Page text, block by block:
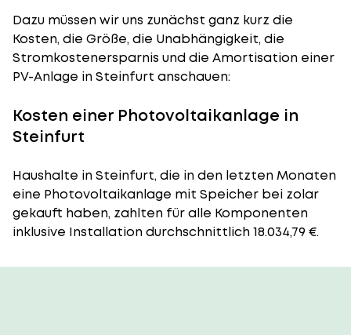
Dazu müssen wir uns zunächst ganz kurz die
Kosten, die Größe, die Unabhängigkeit, die
Stromkostenersparnis und die Amortisation einer
PV-Anlage in Steinfurt anschauen:
Kosten einer Photovoltaikanlage in
Steinfurt
Haushalte in Steinfurt, die in den letzten Monaten
eine Photovoltaikanlage mit Speicher bei zolar
gekauft haben, zahlten für alle Komponenten
inklusive Installation durchschnittlich 18.034,79 €.